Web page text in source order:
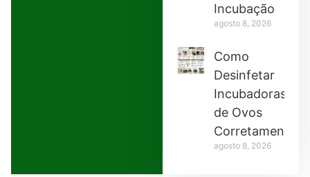
Incubação
agosto 8, 2026
Como
Desinfetar
Incubadoras
de Ovos
Corretamente
agosto 8, 2026